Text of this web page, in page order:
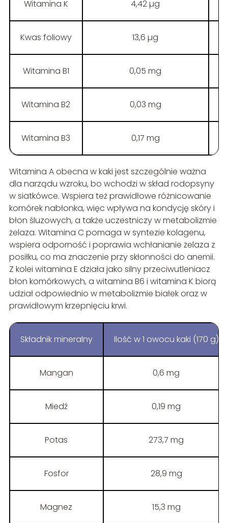
Witamina K 4,42 µg
Kwas foliowy 13,6 µg
Witamina B1 0,05 mg
Witamina B2 0,03 mg
Witamina B3 0,17 mg
Witamina A obecna w kaki jest szczególnie ważna
dla narządu wzroku, bo wchodzi w skład rodopsyny
w siatkówce. Wspiera też prawidłowe różnicowanie
komórek nabłonka, więc wpływa na kondycję skóry i
błon śluzowych, a także uczestniczy w metabolizmie
żelaza. Witamina C pomaga w syntezie kolagenu,
wspiera odporność i poprawia wchłanianie żelaza z
posiłku, co ma znaczenie przy skłonności do anemii.
Z kolei witamina E działa jako silny przeciwutleniacz
błon komórkowych, a witamina B6 i witamina K biorą
udział odpowiednio w metabolizmie białek oraz w
prawidłowym krzepnięciu krwi.
Składnik mineralny Ilość w 1 owocu kaki (170 g)
Mangan 0,6 mg
Miedź 0,19 mg
Potas 273,7 mg
Fosfor 28,9 mg
Magnez 15,3 mg